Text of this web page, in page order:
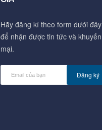
Hãy đăng kí theo form dưới đây
để nhận được tin tức và khuyến
mại.
Đăng ký